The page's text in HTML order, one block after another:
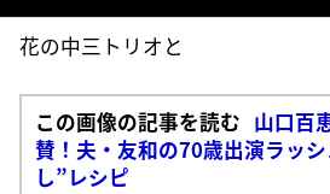
花の中三トリオと
この画像の記事を読む 山口百
賛！夫・友和の70歳出演ラッ
し”レシピ